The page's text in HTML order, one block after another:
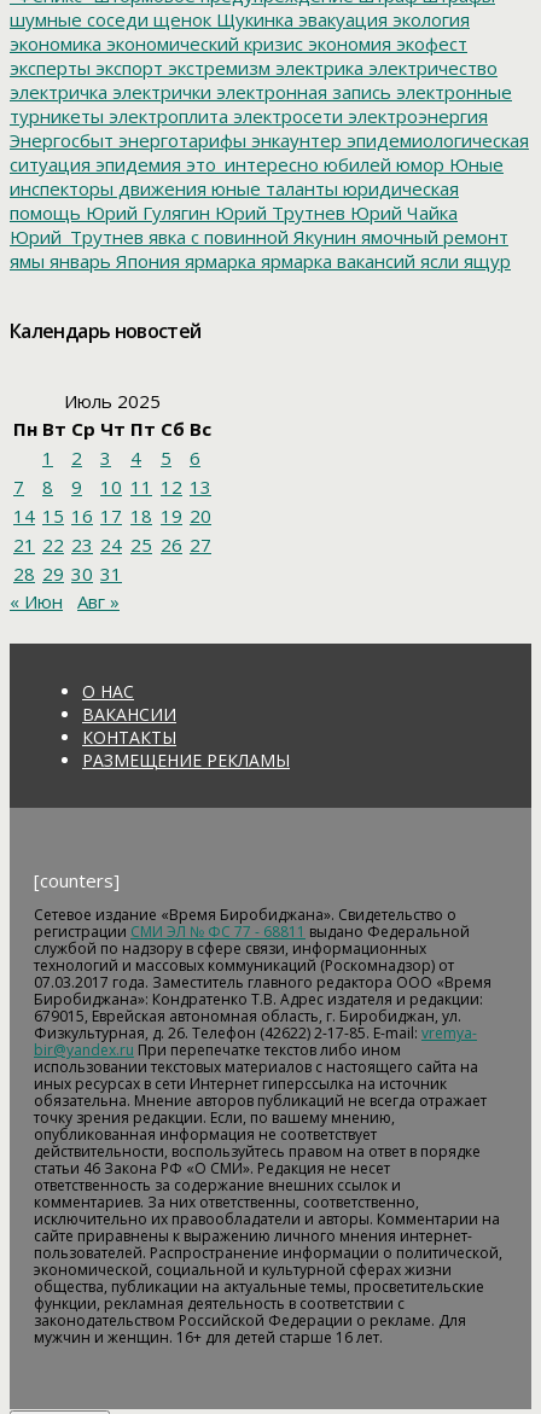
шумные соседи щенок Щукинка эвакуация экология
экономика экономический кризис экономия экофест
эксперты экспорт экстремизм электрика электричество
электричка электрички электронная запись электронные
турникеты электроплита электросети электроэнергия
Энергосбыт энерготарифы энкаунтер эпидемиологическая
ситуация эпидемия это_интересно юбилей юмор Юные
инспекторы движения юные таланты юридическая
помощь Юрий Гулягин Юрий Трутнев Юрий Чайка
Юрий_Трутнев явка с повинной Якунин ямочный ремонт
ямы январь Япония ярмарка ярмарка вакансий ясли ящур
Календарь новостей
Июль 2025
Пн Вт Ср Чт Пт Сб Вс
1
2 3 4 5
6
7
8 9 10 11 12 13
14 15 16 17 18 19 20
21 22 23 24 25 26 27
28 29 30 31
« Июн
Авг »
О НАС
ВАКАНСИИ
КОНТАКТЫ
РАЗМЕЩЕНИЕ РЕКЛАМЫ
[counters]
Сетевое издание «Время Биробиджана». Свидетельство о
регистрации СМИ ЭЛ № ФС 77 - 68811 выдано Федеральной
службой по надзору в сфере связи, информационных
технологий и массовых коммуникаций (Роскомнадзор) от
07.03.2017 года. Заместитель главного редактора ООО «Время
Биробиджана»: Кондратенко Т.В. Адрес издателя и редакции:
679015, Еврейская автономная область, г. Биробиджан, ул.
Физкультурная, д. 26. Телефон (42622) 2-17-85. E-mail: vremya-
bir@yandex.ru При перепечатке текстов либо ином
использовании текстовых материалов с настоящего сайта на
иных ресурсах в сети Интернет гиперссылка на источник
обязательна. Мнение авторов публикаций не всегда отражает
точку зрения редакции. Если, по вашему мнению,
опубликованная информация не соответствует
действительности, воспользуйтесь правом на ответ в порядке
статьи 46 Закона РФ «О СМИ». Редакция не несет
ответственность за содержание внешних ссылок и
комментариев. За них ответственны, соответственно,
исключительно их правообладатели и авторы. Комментарии на
сайте приравнены к выражению личного мнения интернет-
пользователей. Распространение информации о политической,
экономической, социальной и культурной сферах жизни
общества, публикации на актуальные темы, просветительские
функции, рекламная деятельность в соответствии с
законодательством Российской Федерации о рекламе. Для
мужчин и женщин. 16+ для детей старше 16 лет.